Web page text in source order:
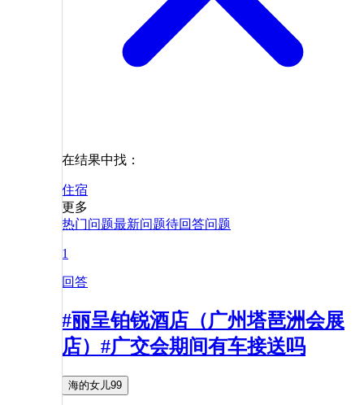
在结果中找：
住宿
更多
热门问题最新问题待回答问题
1
回答
#丽呈铂锐酒店（广州塔琶洲会展
店）#广交会期间有车接送吗
海的女儿99